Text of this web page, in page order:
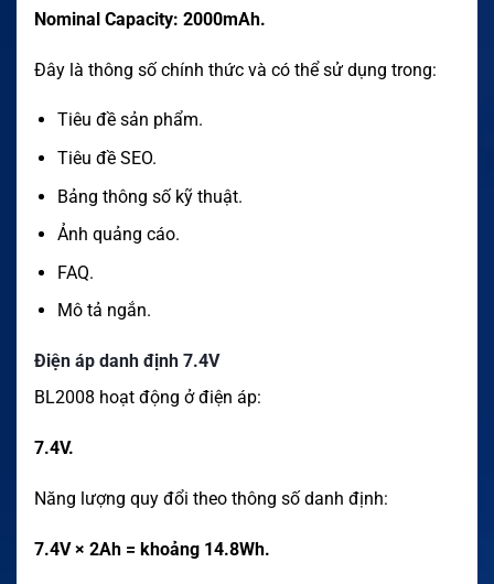
Nominal Capacity: 2000mAh.
Đây là thông số chính thức và có thể sử dụng trong:
Tiêu đề sản phẩm.
Tiêu đề SEO.
Bảng thông số kỹ thuật.
Ảnh quảng cáo.
FAQ.
Mô tả ngắn.
Điện áp danh định 7.4V
BL2008 hoạt động ở điện áp:
7.4V.
Năng lượng quy đổi theo thông số danh định:
7.4V × 2Ah = khoảng 14.8Wh.